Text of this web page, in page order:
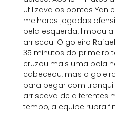
utilizava os pontas Yan
melhores jogadas
pela esquerda, limpou
arriscou. O goleiro
35 minutos do primeiro
cruzou mais uma bola
cabeceou, mas o
para pegar com
arriscava de diferentes
tempo, a equipe rubra